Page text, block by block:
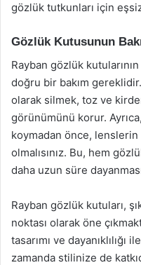
gözlük tutkunları için
Gözlük Kutusunun
Rayban gözlük
doğru bir bakım
olarak silmek, toz ve
görünümünü korur.
koymadan önce,
olmalısınız. Bu, hem
daha uzun süre
Rayban gözlük kutuları,
noktası olarak öne
tasarımı ve
zamanda stilinize de